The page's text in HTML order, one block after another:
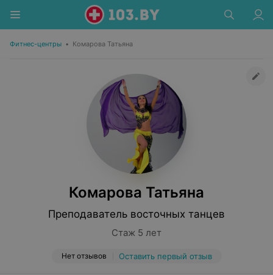
Фитнес-центры • Комарова Татьяна
Комарова Татьяна
Преподаватель восточных танцев
Стаж 5 лет
Нет отзывов Оставить первый отзыв